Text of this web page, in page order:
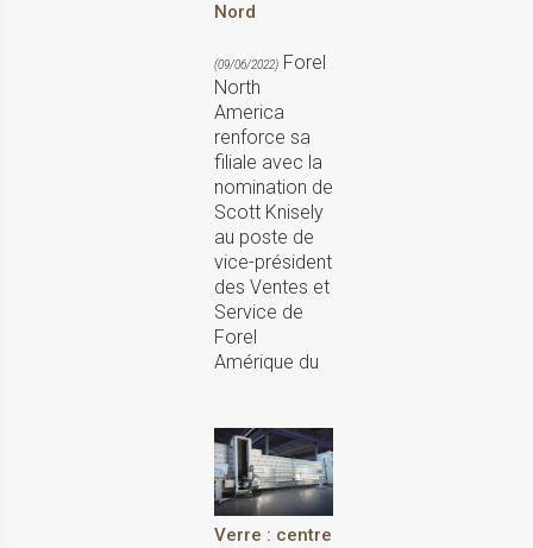
Nord
(09/06/2022) Forel
North
America
renforce sa
filiale avec la
nomination de
Scott Knisely
au poste de
vice-président
des Ventes et
Service de
Forel
Amérique du
Verre : centre